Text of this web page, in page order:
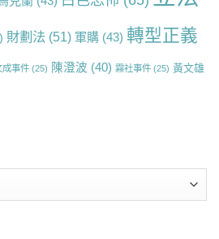
財劃法 (51) 軍購 (43) 轉型正義
成事件 (25) 陳澄波 (40) 霧社事件 (25) 黃文雄